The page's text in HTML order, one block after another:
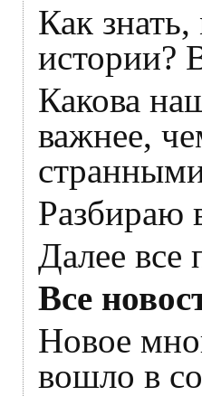
Как
истории?
Какова
важнее,
Разбираю
Далее все
Все
Новое
вошло в